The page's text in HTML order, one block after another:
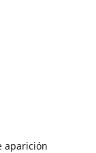
aparición